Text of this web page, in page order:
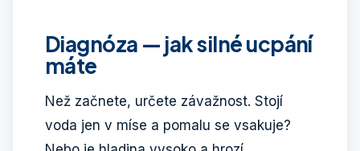
Diagnóza — jak silné ucpání
máte
Než začnete, určete závažnost. Stojí
voda jen v míse a pomalu se vsakuje?